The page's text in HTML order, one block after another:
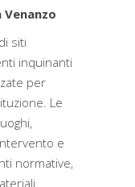
Venanzo
siti
inquinanti
per
Le
e
normative,